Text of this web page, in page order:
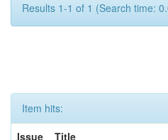
Results 1-1 of 1 (Search time:
Item hits:
Issue
Title